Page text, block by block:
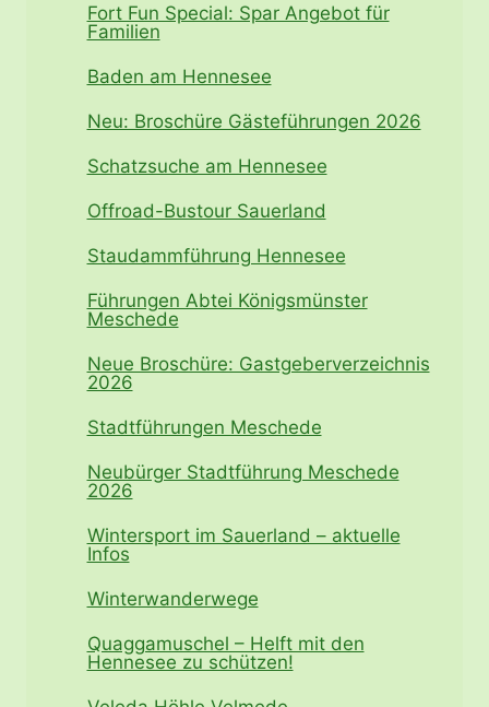
Fort Fun Special: Spar Angebot für
Familien
Baden am Hennesee
Neu: Broschüre Gästeführungen 2026
Schatzsuche am Hennesee
Offroad-Bustour Sauerland
Staudammführung Hennesee
Führungen Abtei Königsmünster
Meschede
Neue Broschüre: Gastgeberverzeichnis
2026
Stadtführungen Meschede
Neubürger Stadtführung Meschede
2026
Wintersport im Sauerland – aktuelle
Infos
Winterwanderwege
Quaggamuschel – Helft mit den
Hennesee zu schützen!